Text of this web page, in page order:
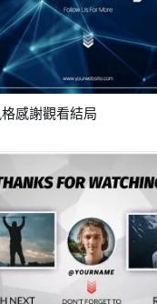
預覽
感謝觀看結局